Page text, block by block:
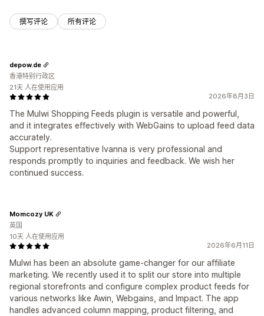
撰写评论 所有评论
2026年8月3日
The Mulwi Shopping Feeds plugin is versatile and powerful,
and it integrates effectively with WebGains to upload feed data
accurately.
Support representative Ivanna is very professional and
responds promptly to inquiries and feedback. We wish her
continued success.
depow.de
香港特别行政区
21天 人在使用应用
2026年6月11日
Mulwi has been an absolute game-changer for our affiliate
marketing. We recently used it to split our store into multiple
regional storefronts and configure complex product feeds for
various networks like Awin, Webgains, and Impact. The app
handles advanced column mapping, product filtering, and
Momcozy UK
英国
10天 人在使用应用